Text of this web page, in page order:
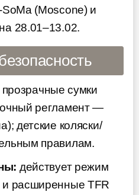
(Moscone) и
28.01–13.02.
прозрачные сумки
регламент —
детские коляски/
правилам.
действует режим
и расширенные TFR